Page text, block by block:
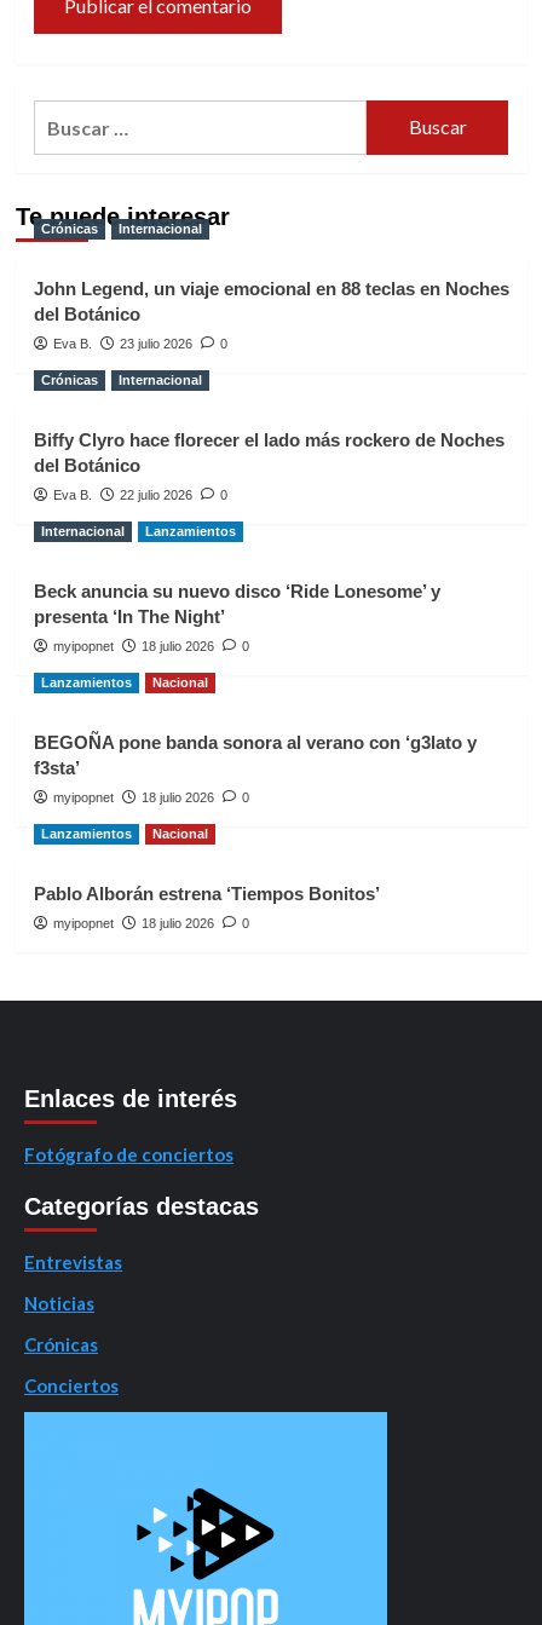
Te puede interesar
Crónicas Internacional
John Legend, un viaje emocional en 88 teclas en Noches
del Botánico
Eva B. 23 julio 2026 0
Crónicas Internacional
Biffy Clyro hace florecer el lado más rockero de Noches
del Botánico
Eva B. 22 julio 2026 0
Internacional Lanzamientos
Beck anuncia su nuevo disco ‘Ride Lonesome’ y
presenta ‘In The Night’
myipopnet 18 julio 2026 0
Lanzamientos Nacional
BEGOÑA pone banda sonora al verano con ‘g3lato y
f3sta’
myipopnet 18 julio 2026 0
Lanzamientos Nacional
Pablo Alborán estrena ‘Tiempos Bonitos’
myipopnet 18 julio 2026 0
Enlaces de interés
Fotógrafo de conciertos
Categorías destacas
Entrevistas
Noticias
Crónicas
Conciertos